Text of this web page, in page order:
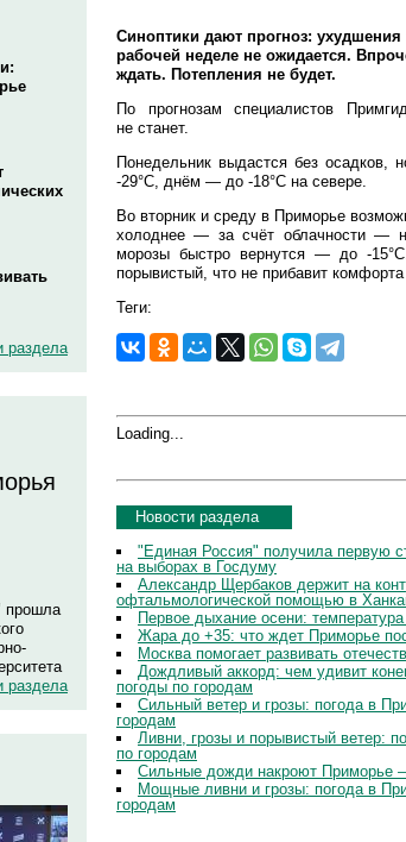
раздела
прошла
раздела
Синоптики дают прогноз:
рабочей неделе не ожидается.
ждать. Потепления не будет.
По прогнозам специалистов
не станет.
Понедельник выдастся без осадков,
-29°С, днём — до -18°С на севере.
Во вторник и среду в Приморье
холоднее — за счёт облачности —
морозы быстро вернутся — до -
порывистый, что не прибавит
Теги:
Loading...
Новости раздела
"Единая Россия" получила первую
на выборах в Госдуму
Александр Щербаков держит на
офтальмологической помощью в
Первое дыхание осени:
Жара до +35: что ждет Приморье
Москва помогает развивать
Дождливый аккорд: чем удивит
погоды по городам
Сильный ветер и грозы: погода в
городам
Ливни, грозы и порывистый ветер:
по городам
Сильные дожди накроют Приморье
Мощные ливни и грозы: погода в
городам